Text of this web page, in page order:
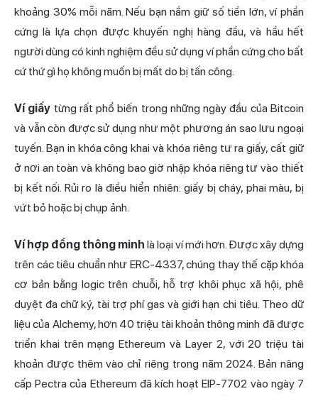
khoảng 30% mỗi năm. Nếu bạn nắm giữ số tiền lớn, ví phần
cứng là lựa chọn được khuyến nghị hàng đầu, và hầu hết
người dùng có kinh nghiệm đều sử dụng ví phần cứng cho bất
cứ thứ gì họ không muốn bị mất do bị tấn công.
Ví giấy từng rất phổ biến trong những ngày đầu của Bitcoin
và vẫn còn được sử dụng như một phương án sao lưu ngoại
tuyến. Bạn in khóa công khai và khóa riêng tư ra giấy, cất giữ
ở nơi an toàn và không bao giờ nhập khóa riêng tư vào thiết
bị kết nối. Rủi ro là điều hiển nhiên: giấy bị cháy, phai màu, bị
vứt bỏ hoặc bị chụp ảnh.
Ví hợp đồng thông minh là loại ví mới hơn. Được xây dựng
trên các tiêu chuẩn như ERC-4337, chúng thay thế cặp khóa
cơ bản bằng logic trên chuỗi, hỗ trợ khôi phục xã hội, phê
duyệt đa chữ ký, tài trợ phí gas và giới hạn chi tiêu. Theo dữ
liệu của Alchemy, hơn 40 triệu tài khoản thông minh đã được
triển khai trên mạng Ethereum và Layer 2, với 20 triệu tài
khoản được thêm vào chỉ riêng trong năm 2024. Bản nâng
cấp Pectra của Ethereum đã kích hoạt EIP-7702 vào ngày 7